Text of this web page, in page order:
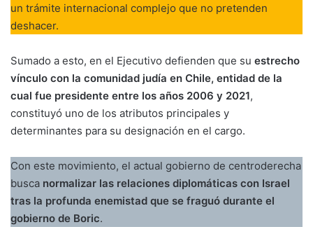
un trámite internacional complejo que no pretenden
deshacer.
Sumado a esto, en el Ejecutivo defienden que su estrecho
vínculo con la comunidad judía en Chile, entidad de la
cual fue presidente entre los años 2006 y 2021,
constituyó uno de los atributos principales y
determinantes para su designación en el cargo.
Con este movimiento, el actual gobierno de centroderecha
busca normalizar las relaciones diplomáticas con Israel
tras la profunda enemistad que se fraguó durante el
gobierno de Boric.